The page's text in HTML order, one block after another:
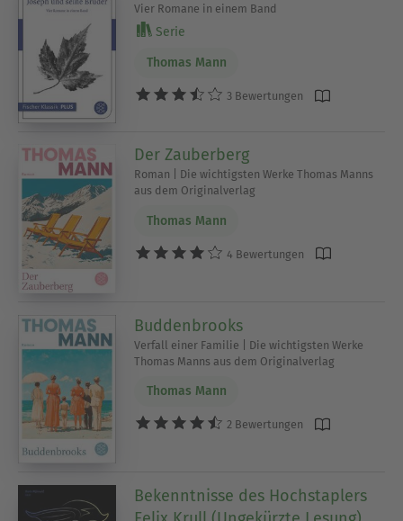
Vier Romane in einem Band
Serie
Thomas Mann
3 Bewertungen
Der Zauberberg
Roman | Die wichtigsten Werke Thomas Manns
aus dem Originalverlag
Thomas Mann
4 Bewertungen
Buddenbrooks
Verfall einer Familie | Die wichtigsten Werke
Thomas Manns aus dem Originalverlag
Thomas Mann
2 Bewertungen
Bekenntnisse des Hochstaplers